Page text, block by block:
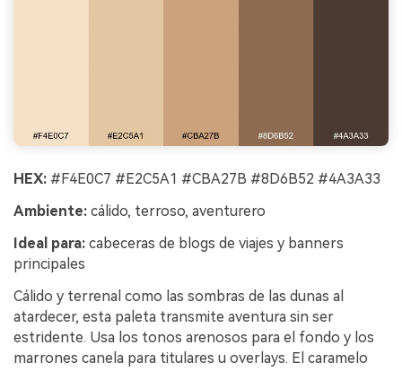
HEX: #F4E0C7 #E2C5A1 #CBA27B #8D6B52 #4A3A33
Ambiente: cálido, terroso, aventurero
Ideal para: cabeceras de blogs de viajes y banners
principales
Cálido y terrenal como las sombras de las dunas al
atardecer, esta paleta transmite aventura sin ser
estridente. Usa los tonos arenosos para el fondo y los
marrones canela para titulares u overlays. El caramelo